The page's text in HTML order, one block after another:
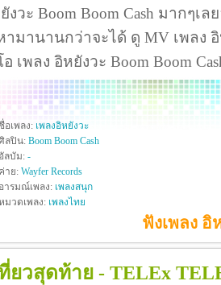
งวะ Boom Boom Cash มากๆเ
ามานานกว่าจะได้ ดู MV เพลง อิ
เพลง อิหยังวะ Boom Boom
ชื่อเพลง: เพลงอิหยังวะ
ลปิน: Boom Boom Cash
อัลบัม: -
ค่าย: Wayfer Records
อารมณ์เพลง: เพลงสนุก
มวดเพลง: เพลงไทย
ฟังเพลง อิ
ยวสุดท้าย - TELEx